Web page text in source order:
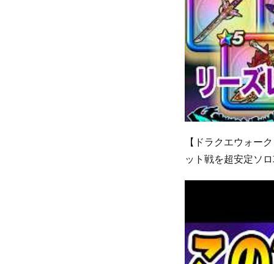
【ドラクエウォー
ット戦を超安定ソ